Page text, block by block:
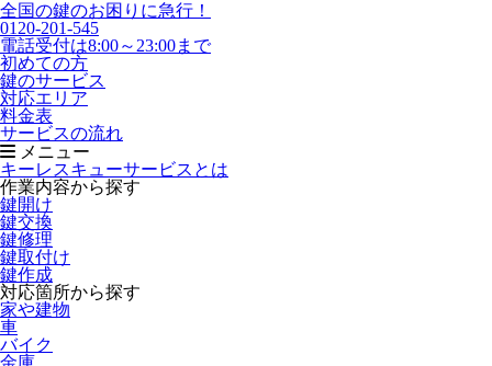
全国の鍵のお困りに急行！
0120-201-545
電話受付は8:00～23:00まで
初めての方
鍵のサービス
対応エリア
料金表
サービスの流れ
メニュー
キーレスキューサービスとは
作業内容から探す
鍵開け
鍵交換
鍵修理
鍵取付け
鍵作成
対応箇所から探す
家や建物
車
バイク
金庫